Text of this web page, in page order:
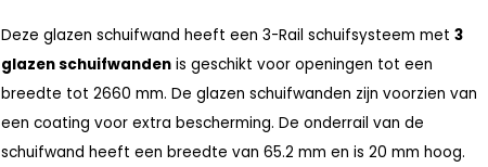
Deze glazen schuifwand heeft een 3-Rail schuifsysteem met 3
glazen schuifwandenis geschikt voor openingen tot een
breedte tot 2660 mm. De glazen schuifwanden zijn voorzien van
een coating voor extra bescherming. De onderrail van de
schuifwand heeft een breedte van 65.2 mm en is 20 mm hoog.